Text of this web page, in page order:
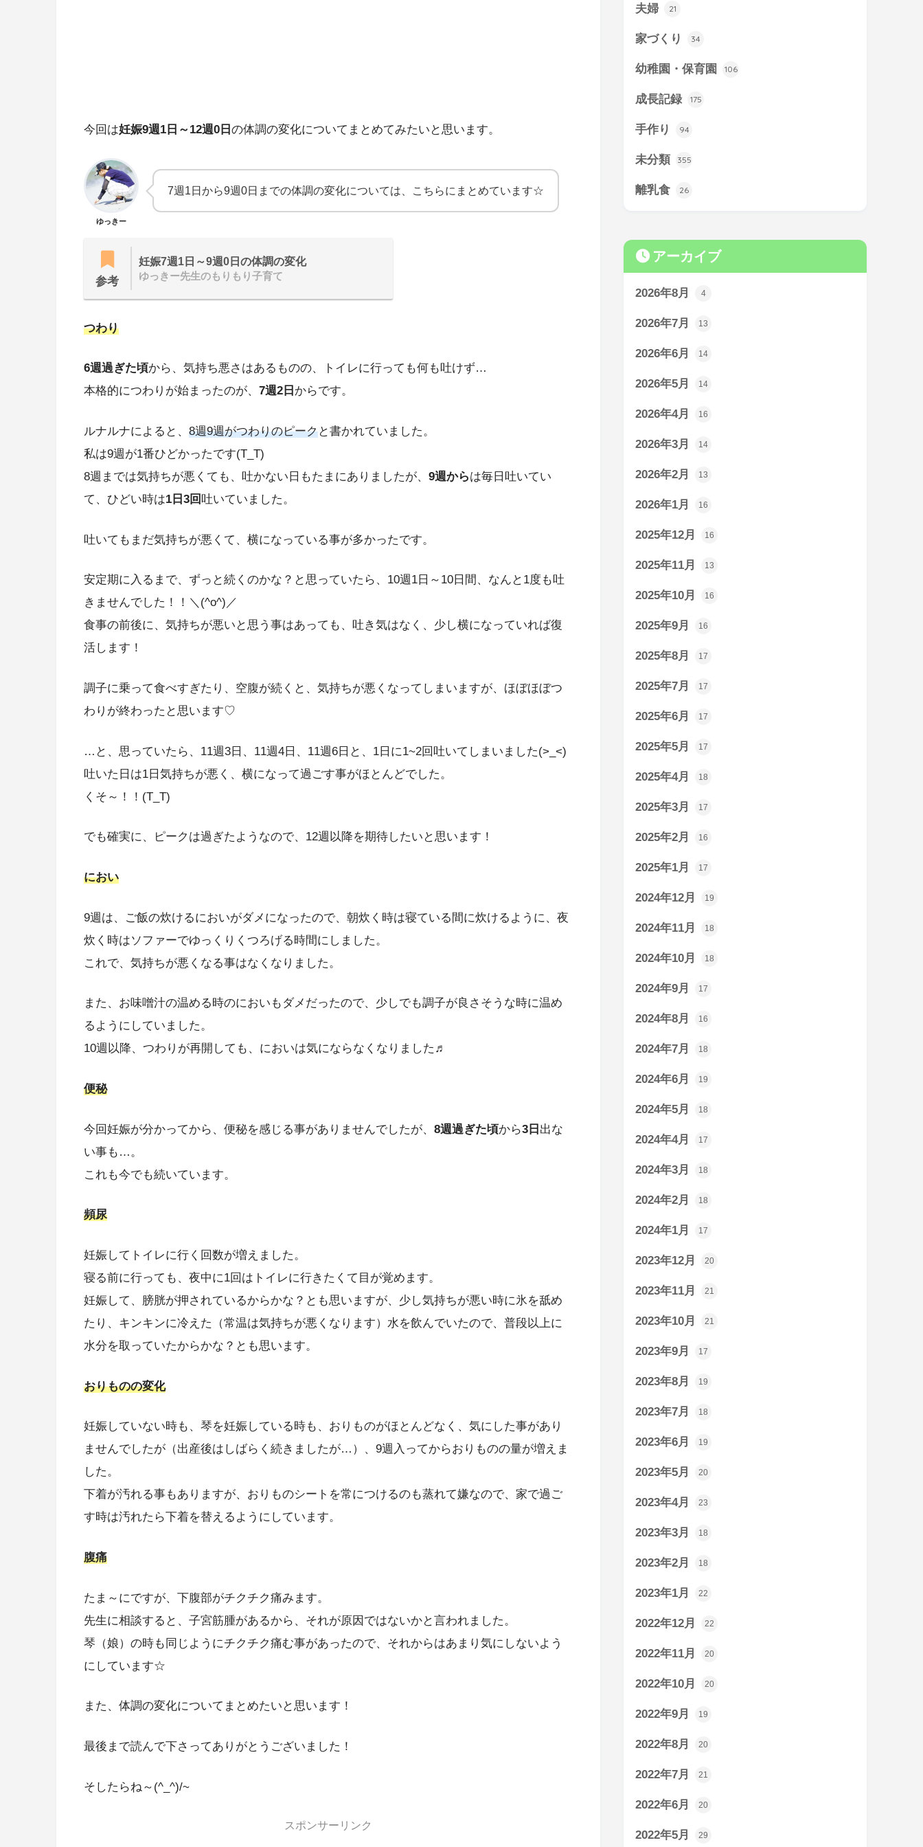
今回は妊娠9週1日～12週0日 の体調の変化についてまとめてみたいと思います。
ゆっきー
7週1日から9週0日までの体調の変化については、こちらにまとめています☆
参考
妊娠7週1日～9週0日の体調の変化
ゆっきー先生のもりもり子育て
つわり
6週過ぎた頃から、気持ち悪さはあるものの、トイレに行っても何も吐けず…
本格的につわりが始まったのが、 7週2日 からです。
ルナルナによると、 8週9週がつわりのピークと書かれていました。
私は9週が1番ひどかったです(T_T)
8週までは気持ちが悪くても、吐かない日もたまにありましたが、 9週からは毎日吐いてい
て、ひどい時は1日3回吐いていました。
吐いてもまだ気持ちが悪くて、横になっている事が多かったです。
安定期に入るまで、ずっと続くのかな？と思っていたら、10週1日～10日間、なんと1度も吐
きませんでした！！＼(^o^)／
食事の前後に、気持ちが悪いと思う事はあっても、吐き気はなく、少し横になっていれば復
活します！
調子に乗って食べすぎたり、空腹が続くと、気持ちが悪くなってしまいますが、ほぼほぼつ
わりが終わったと思います♡
…と、思っていたら、11週3日、11週4日、11週6日と、1日に1~2回吐いてしまいました(>_<)
吐いた日は1日気持ちが悪く、横になって過ごす事がほとんどでした。
くそ～！！(T_T)
でも確実に、ピークは過ぎたようなので、12週以降を期待したいと思います！
におい
9週は、ご飯の炊けるにおいがダメになったので、朝炊く時は寝ている間に炊けるように、夜
炊く時はソファーでゆっくりくつろげる時間にしました。
これで、気持ちが悪くなる事はなくなりました。
また、お味噌汁の温める時のにおいもダメだったので、少しでも調子が良さそうな時に温め
るようにしていました。
10週以降、つわりが再開しても、においは気にならなくなりました♬
便秘
今回妊娠が分かってから、便秘を感じる事がありませんでしたが、 8週過ぎた頃から3日 出な
い事も…。
これも今でも続いています。
頻尿
妊娠してトイレに行く回数が増えました。
寝る前に行っても、夜中に1回はトイレに行きたくて目が覚めます。
妊娠して、膀胱が押されているからかな？とも思いますが、少し気持ちが悪い時に氷を舐め
たり、キンキンに冷えた（常温は気持ちが悪くなります）水を飲んでいたので、普段以上に
水分を取っていたからかな？とも思います。
おりものの変化
妊娠していない時も、琴を妊娠している時も、おりものがほとんどなく、気にした事があり
ませんでしたが（出産後はしばらく続きましたが…）、9週入ってからおりものの量が増えま
した。
下着が汚れる事もありますが、おりものシートを常につけるのも蒸れて嫌なので、家で過ご
す時は汚れたら下着を替えるようにしています。
腹痛
たま～にですが、下腹部がチクチク痛みます。
先生に相談すると、子宮筋腫があるから、それが原因ではないかと言われました。
琴（娘）の時も同じようにチクチク痛む事があったので、それからはあまり気にしないよう
にしています☆
また、体調の変化についてまとめたいと思います！
最後まで読んで下さってありがとうございました！
そしたらね～(^_^)/~
スポンサーリンク
夫婦 21
家づくり 34
幼稚園・保育園 106
成長記録 175
手作り 94
未分類 355
離乳食 26
アーカイブ
2026年8月 4
2026年7月 13
2026年6月 14
2026年5月 14
2026年4月 16
2026年3月 14
2026年2月 13
2026年1月 16
2025年12月 16
2025年11月 13
2025年10月 16
2025年9月 16
2025年8月 17
2025年7月 17
2025年6月 17
2025年5月 17
2025年4月 18
2025年3月 17
2025年2月 16
2025年1月 17
2024年12月 19
2024年11月 18
2024年10月 18
2024年9月 17
2024年8月 16
2024年7月 18
2024年6月 19
2024年5月 18
2024年4月 17
2024年3月 18
2024年2月 18
2024年1月 17
2023年12月 20
2023年11月 21
2023年10月 21
2023年9月 17
2023年8月 19
2023年7月 18
2023年6月 19
2023年5月 20
2023年4月 23
2023年3月 18
2023年2月 18
2023年1月 22
2022年12月 22
2022年11月 20
2022年10月 20
2022年9月 19
2022年8月 20
2022年7月 21
2022年6月 20
2022年5月 29